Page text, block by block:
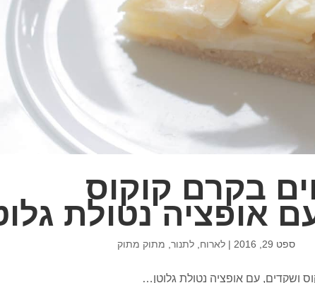
בקרם קוקוס
אופציה נטולת
ספט 29, 2016 |לארוח ,לתנור מתוק מתוק
ושקדים, עם אופציה נטולת גלוטן…